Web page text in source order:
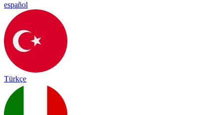
español
Türkçe